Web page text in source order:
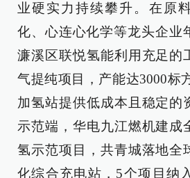
业硬实力持续攀升。在原
化、心连心化学等龙头企业
濂溪区联悦氢能利用充足的
气提纯项目，产能达3000标
加氢站提供低成本且稳定的
示范端，华电九江燃机建成
氢示范项目，共青城落地全
化综合充电站，5个项目纳